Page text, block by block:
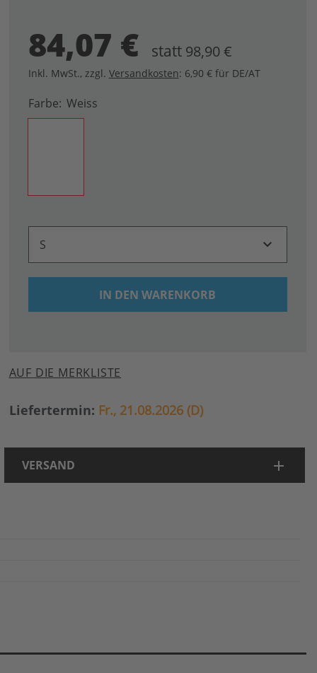
84,07 € statt 98,90 €
Inkl. MwSt., zzgl. Versandkosten: 6,90 € für DE/AT
Farbe Weiss
S
IN DEN WARENKORB
AUF DIE MERKLISTE
Liefertermin: Fr., 21.08.2026 (D)
VERSAND